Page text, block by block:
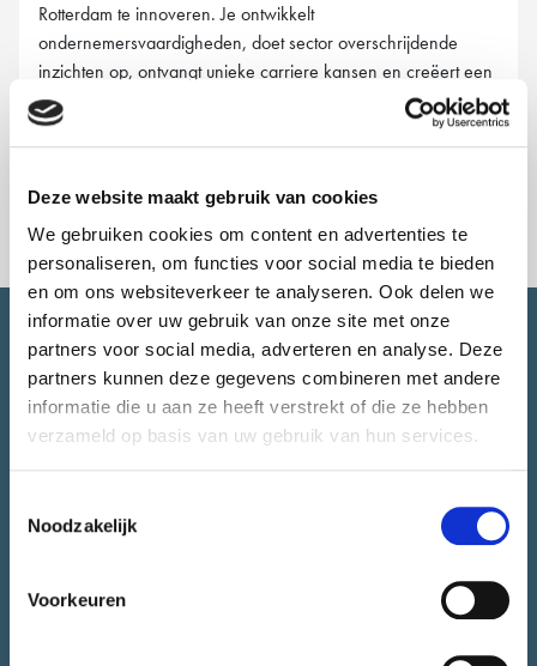
Deze website maakt gebruik van cookies
We gebruiken cookies om content en advertenties te
personaliseren, om functies voor social media te bieden
en om ons websiteverkeer te analyseren. Ook delen we
informatie over uw gebruik van onze site met onze
partners voor social media, adverteren en analyse. Deze
partners kunnen deze gegevens combineren met andere
informatie die u aan ze heeft verstrekt of die ze hebben
verzameld op basis van uw gebruik van hun services.
Noodzakelijk
Voorkeuren
Rotterdam te innoveren. Je ontwikkelt
ondernemersvaardigheden, doet sector overschrijdende
inzichten op, ontvangt unieke carriere kansen en creëert een
waardevol netwerk.
SNEL NAAR.
Over CityLab010